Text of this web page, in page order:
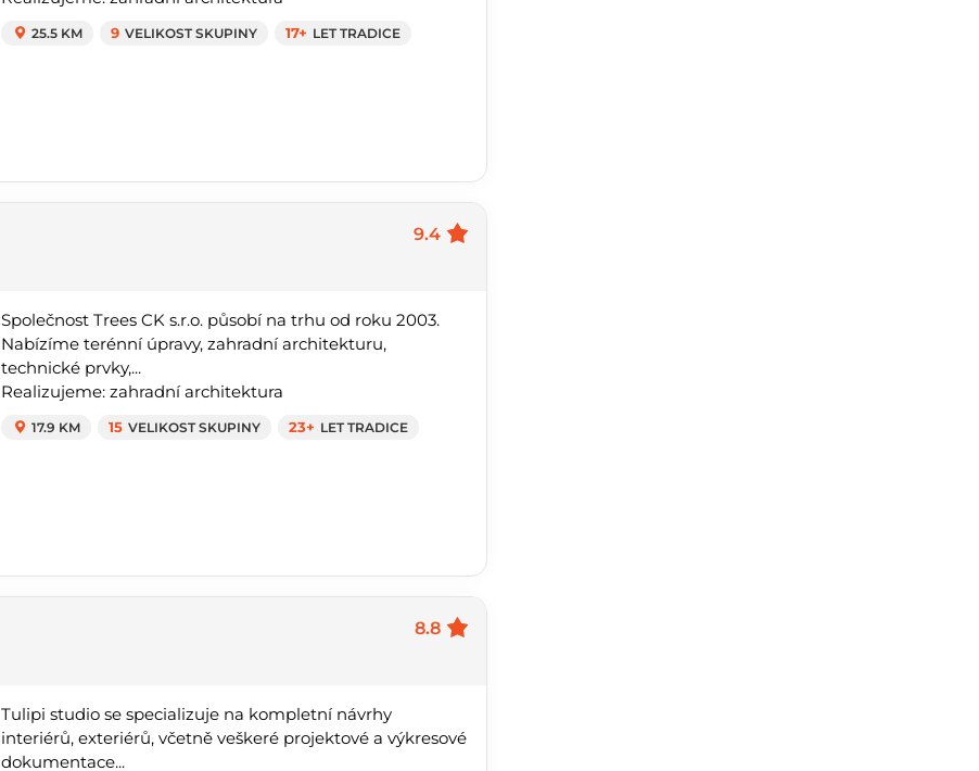
25.5 KM 9 VELIKOST SKUPINY 17+ LET TRADICE
9.4
Společnost Trees CK s.r.o. působí na trhu od roku 2003.
Nabízíme terénní úpravy, zahradní architekturu,
technické prvky,...
Realizujeme: zahradní architektura
17.9 KM 15 VELIKOST SKUPINY 23+ LET TRADICE
8.8
Tulipi studio se specializuje na kompletní návrhy
interiérů, exteriérů, včetně veškeré projektové a výkresové
dokumentace...